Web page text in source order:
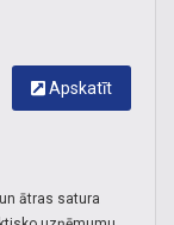
Apskatīt
ātras satura